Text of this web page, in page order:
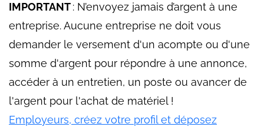
IMPORTANT: N’envoyez jamais d’argent à une
entreprise. Aucune entreprise ne doit vous
demander le versement d'un acompte ou d'une
somme d'argent pour répondre à une annonce,
accéder à un entretien, un poste ou avancer de
l'argent pour l'achat de matériel !
Employeurs, créez votre profil et déposez